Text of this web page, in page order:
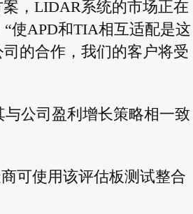
，LIDAR系统的市场正在
“使APD和TIA相互适配是这
的合作，我们的客户将受
与公司盈利增长策略相一致
可使用该评估板测试整合